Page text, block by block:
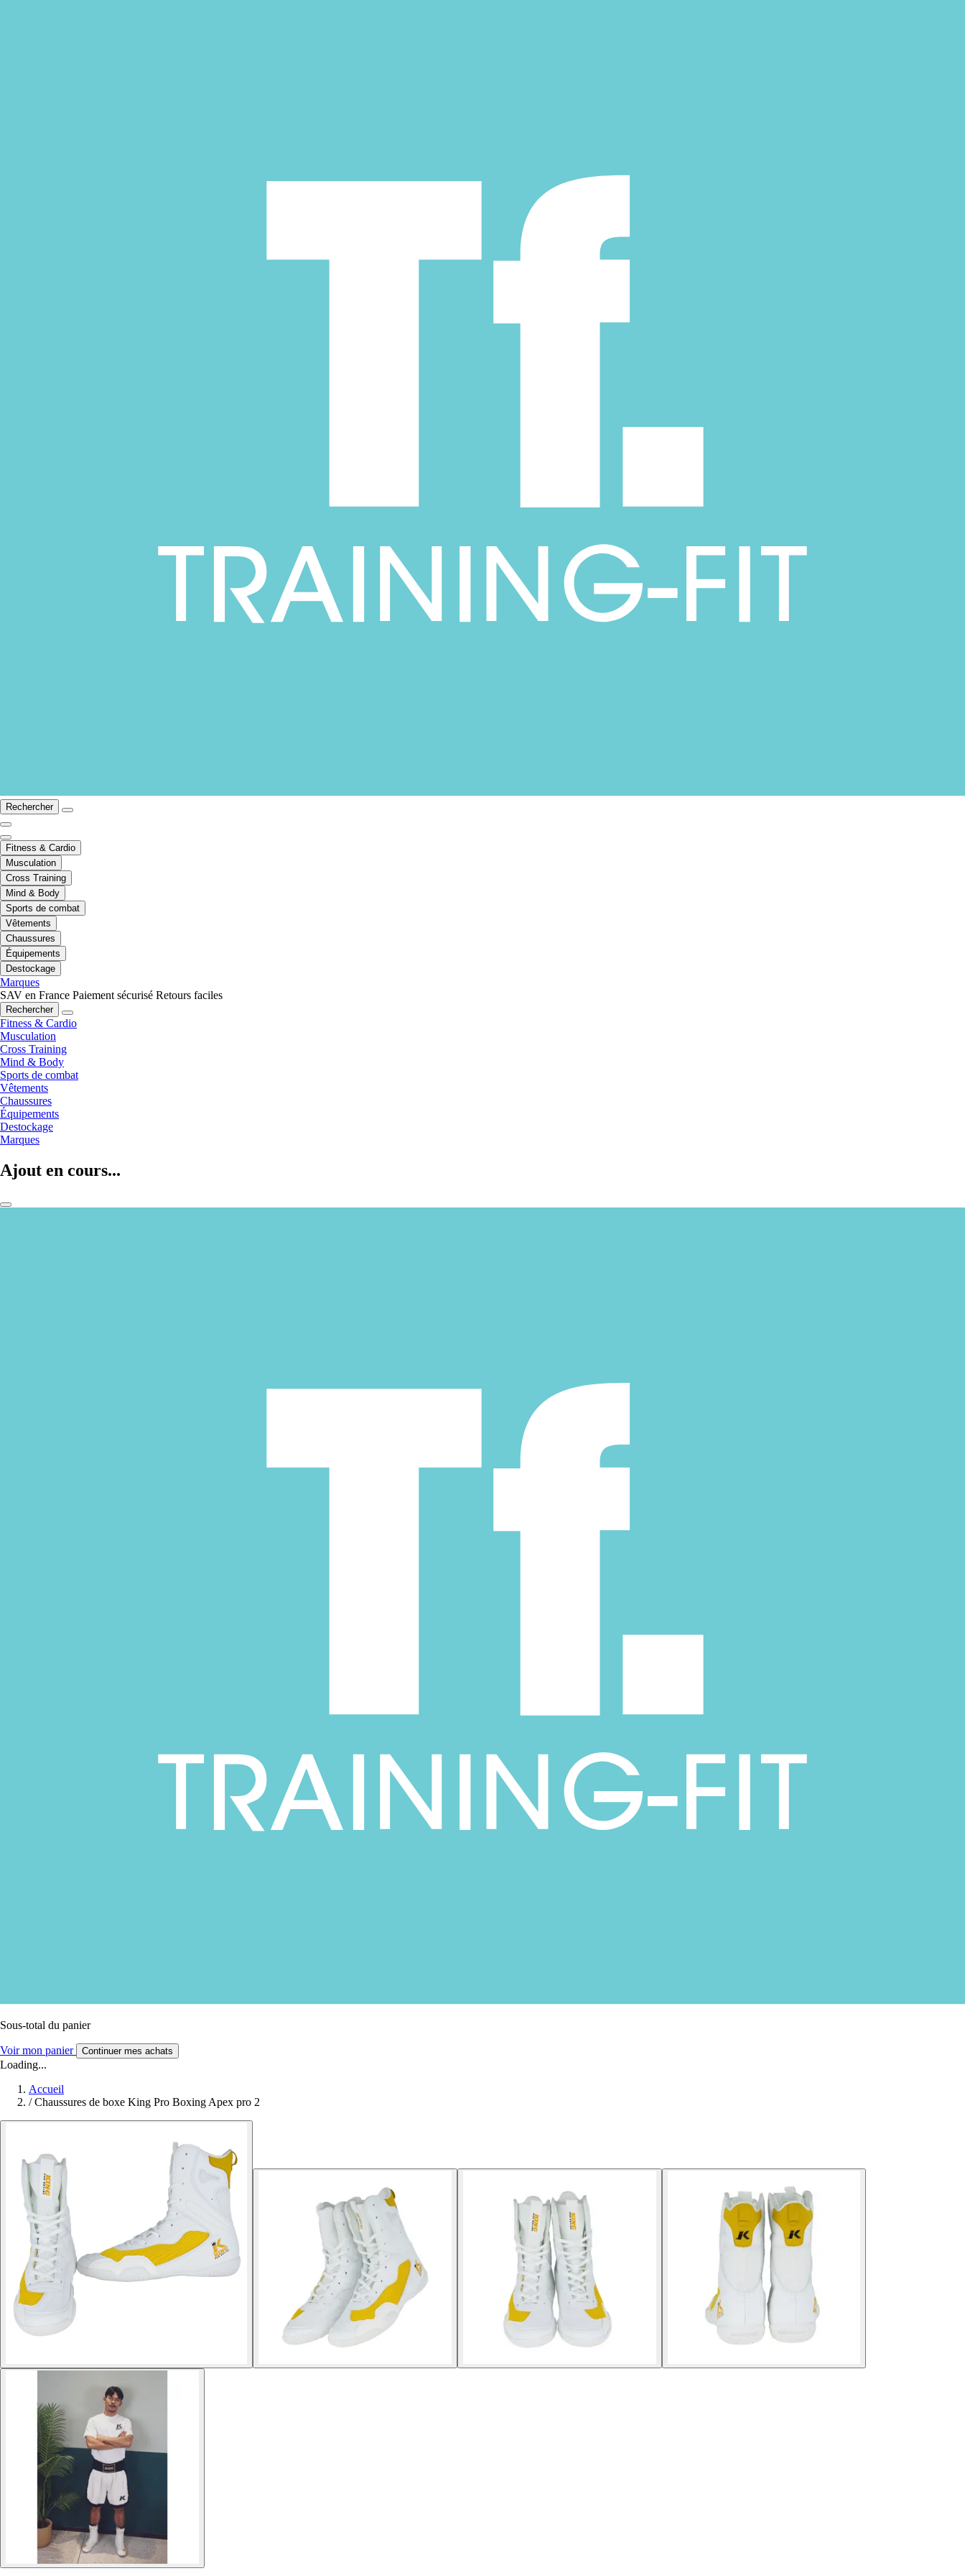
Rechercher
Fitness & Cardio
Musculation
Cross Training
Mind & Body
Sports de combat
Vêtements
Chaussures
Équipements
Destockage
Marques
SAV en France Paiement sécurisé Retours faciles
Rechercher
Fitness & Cardio
Musculation
Cross Training
Mind & Body
Sports de combat
Vêtements
Chaussures
Équipements
Destockage
Marques
Ajout en cours...
Sous-total du panier
Voir mon panier Continuer mes achats
Loading...
Accueil
/ Chaussures de boxe King Pro Boxing Apex pro 2